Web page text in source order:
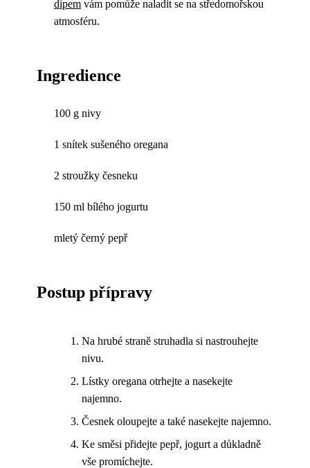
dipem vám pomůže naladit se na středomořskou
atmosféru.
Ingredience
100 g nivy
1 snítek sušeného oregana
2 stroužky česneku
150 ml bílého jogurtu
mletý černý pepř
Postup přípravy
Na hrubé straně struhadla si nastrouhejte
nivu.
Lístky oregana otrhejte a nasekejte
najemno.
Česnek oloupejte a také nasekejte najemno.
Ke směsi přidejte pepř, jogurt a důkladně
vše promíchejte.